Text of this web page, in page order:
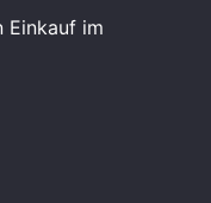
Einkauf im